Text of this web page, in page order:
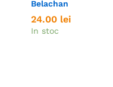
Belachan
24.00 lei
In stoc
24.00 lei